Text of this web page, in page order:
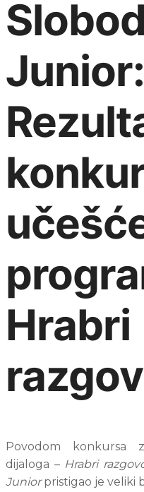
Junior:
Hrabri
Povodom konkursa
dijaloga – Hrabri
Junior pristigao je veliki